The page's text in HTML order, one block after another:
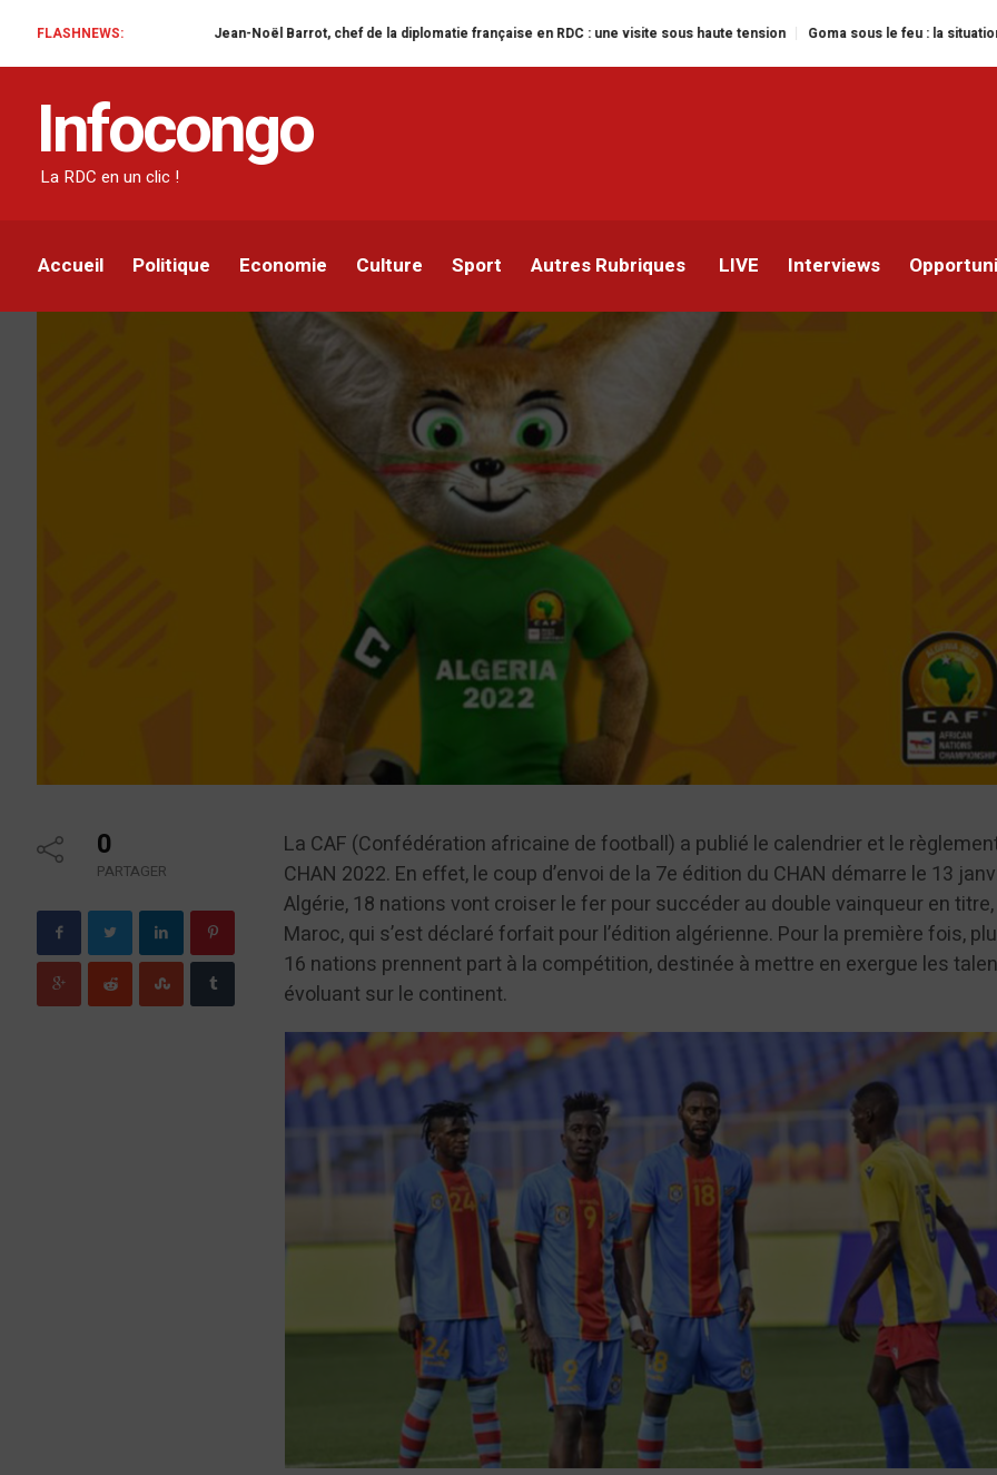
FLASHNEWS:Jean-Noël Barrot, chef de la diplomatie française en RDC : une visite sous haute tension Goma sous le feu : la situation humanitaire se
Infocongo
La RDC en un clic !
Accueil Politique Economie Culture Sport Autres Rubriques LIVE Interviews
CHAN 2022 : la CAF a publié le calendrier complet
et le règlement de la compétition
0
PARTAGER
La CAF (Confédération africaine de football) a publié le calendrier et le
CHAN 2022. En effet, le coup d’envoi de la 7e édition du CHAN démarre le 13
Algérie, 18 nations vont croiser le fer pour succéder au double vainqueur en
Maroc, qui s’est déclaré forfait pour l’édition algérienne. Pour la première fois,
16 nations prennent part à la compétition, destinée à mettre en exergue les
évoluant sur le continent.